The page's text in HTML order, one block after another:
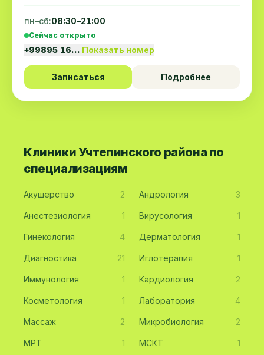
пн–сб:08:30–21:00
Сейчас открыто
+99895 16… Показать номер
Записаться Подробнее
Клиники Учтепинского района по
специализациям
Акушерство 2 Андрология 3
Анестезиология 1 Вирусология 1
Гинекология 4 Дерматология 1
Диагностика 21 Иглотерапия 1
Иммунология 1 Кардиология 2
Косметология 1 Лаборатория 4
Массаж 2 Микробиология 2
МРТ 1 МСКТ 1